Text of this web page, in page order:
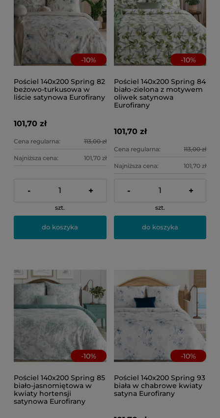
-10%
Pościel 140x200 Spring 82
beżowo-turkusowa w
liście satynowa Eurofirany
101,70 zł
Cena regularna: 113,00 zł
Najniższa cena: 101,70 zł
- +
szt.
do koszyka
-10%
Pościel 140x200 Spring 84
biało-zielona z motywem
oliwek satynowa
Eurofirany
101,70 zł
Cena regularna: 113,00 zł
Najniższa cena: 101,70 zł
- +
szt.
do koszyka
-10%
Pościel 140x200 Spring 85
biało-jasnomiętowa w
kwiaty hortensji
satynowa Eurofirany
-10%
Pościel 140x200 Spring 93
biała w chabrowe kwiaty
satyna Eurofirany